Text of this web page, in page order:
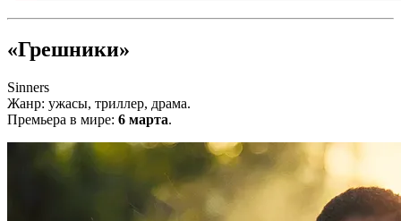
«Грешники»
Sinners
Жанр: ужасы, триллер, драма.
Премьера в мире: 6 марта.